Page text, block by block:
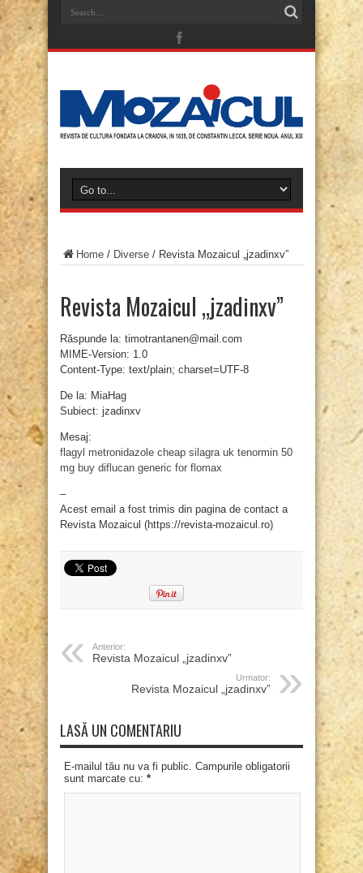
Home / Diverse / Revista Mozaicul „jzadinxv”
Revista Mozaicul „jzadinxv”
Răspunde la: timotrantanen@mail.com
MIME-Version: 1.0
Content-Type: text/plain; charset=UTF-8
De la: MiaHag
Subiect: jzadinxv
Mesaj:
flagyl metronidazole cheap silagra uk tenormin 50
mg buy diflucan generic for flomax
–
Acest email a fost trimis din pagina de contact a
Revista Mozaicul (https://revista-mozaicul.ro)
Anterior:
Revista Mozaicul „jzadinxv”
Urmator:
Revista Mozaicul „jzadinxv”
LASĂ UN COMENTARIU
E-mailul tău nu va fi public. Campurile obligatorii
sunt marcate cu: *